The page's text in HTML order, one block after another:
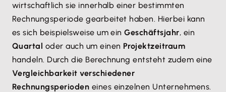
wirtschaftlich sie innerhalb einer bestimmten
Rechnungsperiode gearbeitet haben. Hierbei kann
es sich beispielsweise um einGeschäftsjahr, ein
Quartal oder auch um einen Projektzeitraum
handeln. Durch die Berechnung entsteht zudem eine
Vergleichbarkeit verschiedener
Rechnungsperioden eines einzelnen Unternehmens.